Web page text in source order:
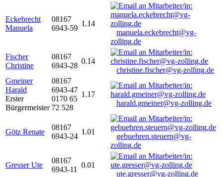
Eckebrecht
Manuela
08167
6943-59
1.14
manuela.eckebrecht@vg-
zolling.de
Fischer
Christine
08167
6943-28
0.14
christine.fischer@vg-zolling.de
Gmeiner
Harald
Erster
Bürgermeister
08167
6943-47
0170 65
72 528
1.17
harald.gmeiner@vg-zolling.de
Götz Renate
08167
6943-24
1.01
gebuehren.steuern@vg-
zolling.de
Gresser Ute
08167
6943-11
0.01
ute.gresser@vg-zolling.de